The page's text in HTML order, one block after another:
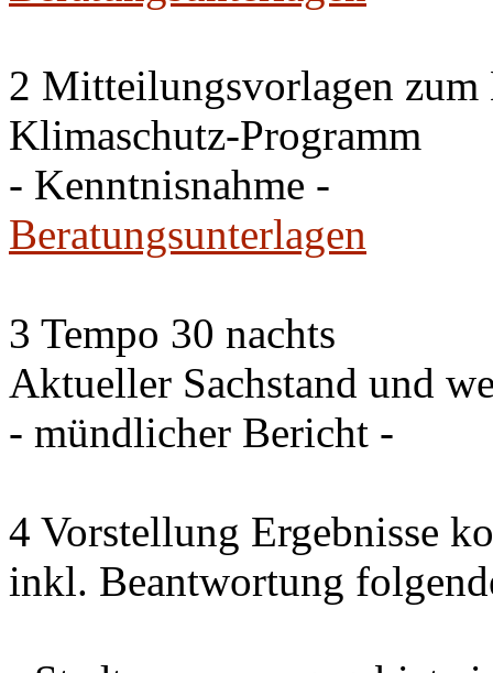
2 Mitteilungsvorlagen zum
Klimaschutz-Programm
- Kenntnisnahme -
Beratungsunterlagen
3 Tempo 30 nachts
Aktueller Sachstand und
- mündlicher Bericht -
4 Vorstellung Ergebnisse
inkl. Beantwortung